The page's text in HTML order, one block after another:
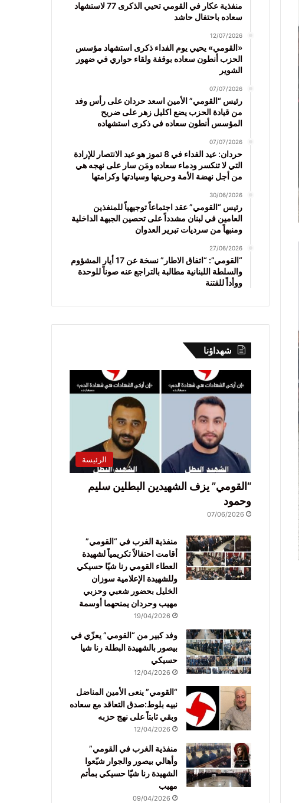
منفذية عكار في القومي تحيي الذكرى 77 لاستشهاد
سعاده باحتفال حاشد
12/07/2026
«القومي» يحيي يوم الفداء ذكرى استشهاد مؤسس
الحزب أنطون سعاده بوقفة ولقاء حواري في ضهور
الشوير
07/07/2026
رئيس “القومي” الأمين اسعد حردان على رأس وفد
من قيادة الحزب يضع اكليل زهر على ضريح
المؤسس أنطون سعاده في ذكرى استشهاده
07/07/2026
حردان: عيد الفداء في 8 تموز هو عيد الانتصار للإرادة
التي لا تنكسر ودماء سعاده ومَن سار على نهجه هي
من أجل نهضة الأمة وحريتها وسيادتها وكرامتها
30/06/2026
رئيس “القومي” عقد اجتماعاً توجيهياً للمنفذين
العامين في لبنان مشدداً على تحصين الجبهة الداخلية
ومنبهاً من سرديات تبرير العدوان
27/06/2026
“القومي”: “اتفاق الاطار” نسخة عن 17 أيار المشؤوم
والسلطة اللبنانية مطالبة بالتراجع عنه صوناً للوحدة
ووأداً للفتنة
شهداؤنا
الرئيسة
“القومي” يزف الشهيدين البطلين سليم
وحمود
07/06/2026
منفذية الغرب في “القومي”
أقامت احتفالاً تكريمياً لشهيدة
العطاء القومي رنا شيّا حسيكي
وللشهيدة الإعلامية سوزان
الخليل بحضور شعبي وحزبي
مهيب وحردان يمنحهما أوسمة
19/04/2026
وفد كبير من “القومي” يعزّي في
بيصور بالشهيدة البطلة رنا شيا
حسيكي
12/04/2026
“القومي” ينعى الأمين المناضل
نبيه بلوط:صدق التعاقد مع سعاده
وبقي ثابتاً على نهج حزبه
12/04/2026
منفذية الغرب في القومي”
وأهالي بيصور والجوار شيّعوا
الشهيدة رنا شيّا حسيكي بمأتم
مهيب
09/04/2026